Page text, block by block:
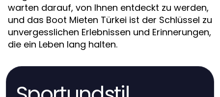
warten darauf, von Ihnen entdeckt zu werden,
und das Boot Mieten Türkei ist der Schlüssel zu
unvergesslichen Erlebnissen und Erinnerungen,
die ein Leben lang halten.